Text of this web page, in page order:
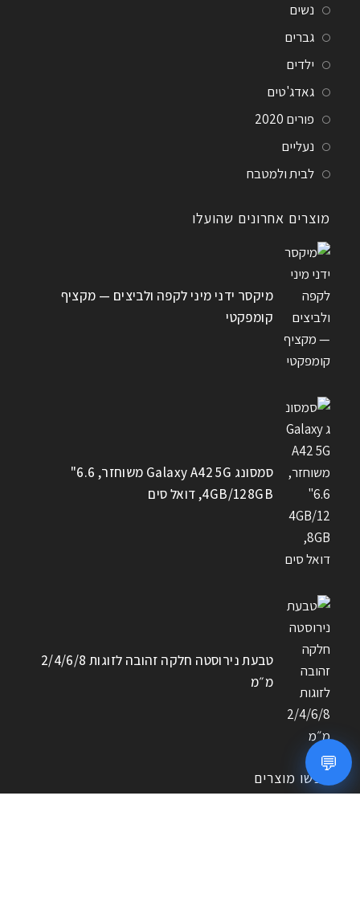
נשים
גברים
ילדים
גאדג'טים
פורים 2020
נעליים
לבית ולמטבח
מוצרים אחרונים שהועלו
מיקסר ידני מיני לקפה ולביצים — מקציף
קומפקטי
סמסונג Galaxy A42 5G משוחזר, 6.6"
4GB/128GB, דואל סים
טבעת נירוסטה חלקה זהובה לזוגות 2/4/6/8
מ״מ
חפשו מוצרים
💬